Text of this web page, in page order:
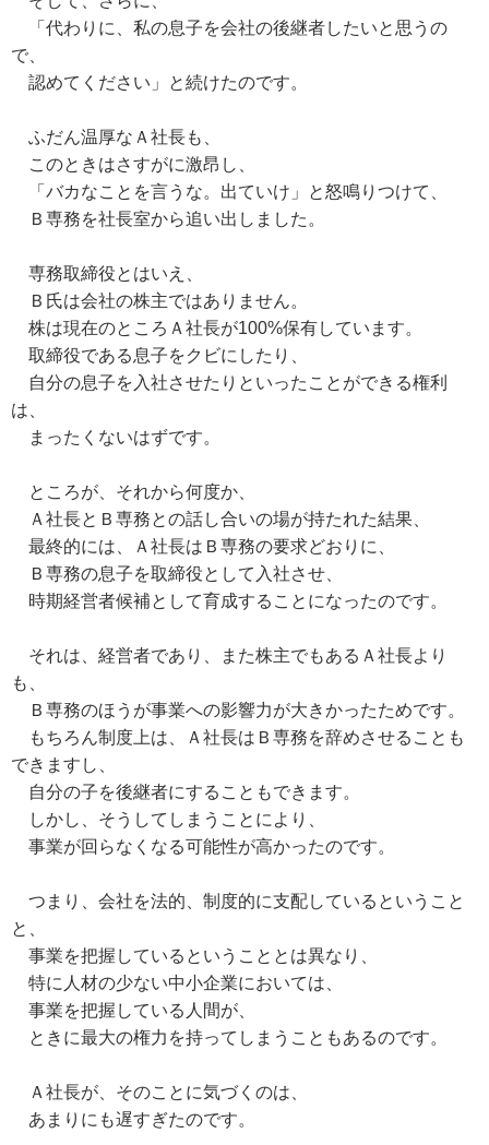
「代わりに、私の息子を会社の後継者したいと思うの
で、
認めてください」と続けたのです。
ふだん温厚なＡ社長も、
このときはさすがに激昂し、
「バカなことを言うな。出ていけ」と怒鳴りつけて、
Ｂ専務を社長室から追い出しました。
専務取締役とはいえ、
Ｂ氏は会社の株主ではありません。
株は現在のところＡ社長が100%保有しています。
取締役である息子をクビにしたり、
自分の息子を入社させたりといったことができる権利
は、
まったくないはずです。
ところが、それから何度か、
Ａ社長とＢ専務との話し合いの場が持たれた結果、
最終的には、Ａ社長はＢ専務の要求どおりに、
Ｂ専務の息子を取締役として入社させ、
時期経営者候補として育成することになったのです。
それは、経営者であり、また株主でもあるＡ社長より
も、
Ｂ専務のほうが事業への影響力が大きかったためです。
もちろん制度上は、Ａ社長はＢ専務を辞めさせることも
できますし、
自分の子を後継者にすることもできます。
しかし、そうしてしまうことにより、
事業が回らなくなる可能性が高かったのです。
つまり、会社を法的、制度的に支配しているということ
と、
事業を把握しているということとは異なり、
特に人材の少ない中小企業においては、
事業を把握している人間が、
ときに最大の権力を持ってしまうこともあるのです。
Ａ社長が、そのことに気づくのは、
あまりにも遅すぎたのです。